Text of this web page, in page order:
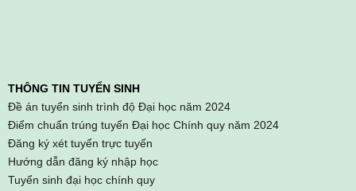
THÔNG TIN TUYỂN SINH
Đề án tuyển sinh trình độ Đại học năm 2024
Điểm chuẩn trúng tuyển Đại học Chính quy năm 2024
Đăng ký xét tuyển trực tuyến
Hướng dẫn đăng ký nhập học
Tuyển sinh đại học chính quy